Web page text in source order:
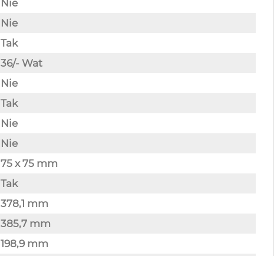
Nie
Tak
36/- Wat
Nie
Tak
Nie
Nie
75 x 75 mm
Tak
378,1 mm
385,7 mm
198,9 mm